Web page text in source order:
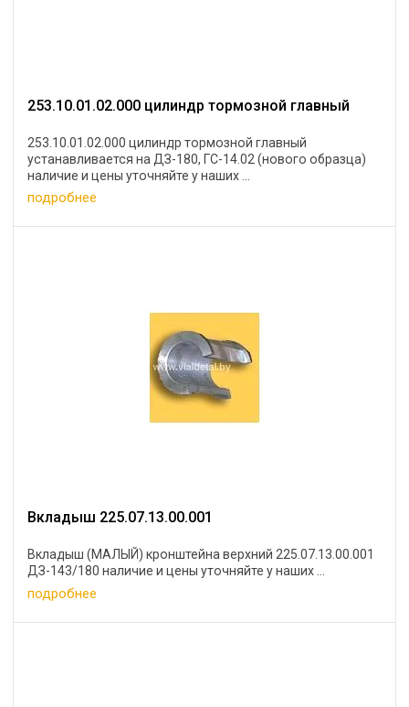
253.10.01.02.000 цилиндр тормозной главный
253.10.01.02.000 цилиндр тормозной главный
устанавливается на ДЗ-180, ГС-14.02 (нового образца)
наличие и цены уточняйте у наших ...
подробнее
Вкладыш 225.07.13.00.001
Вкладыш (МАЛЫЙ) кронштейна верхний 225.07.13.00.001
ДЗ-143/180 наличие и цены уточняйте у наших ...
подробнее